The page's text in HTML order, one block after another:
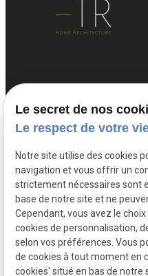
5336 ASSESSE
Le secret de nos
Le respect de votre
Notre site utilise des cookies
navigation et vous offrir un
strictement nécessaires sont
base de notre site et ne
Cependant, vous avez le
cookies de personnalisation,
selon vos préférences. Vous
de cookies à tout moment en
cookies' situé en bas de notre